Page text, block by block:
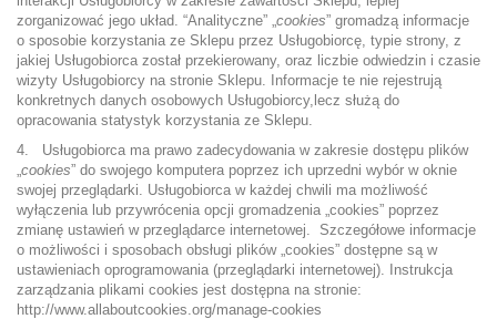
zorganizować jego układ. “Analityczne” „cookies” gromadzą informacje
o sposobie korzystania ze Sklepu przez Usługobiorcę, typie strony, z
jakiej Usługobiorca został przekierowany, oraz liczbie odwiedzin i czasie
wizyty Usługobiorcy na stronie Sklepu. Informacje te nie rejestrują
konkretnych danych osobowych Usługobiorcy,lecz służą do
opracowania statystyk korzystania ze Sklepu.
4. Usługobiorca ma prawo zadecydowania w zakresie dostępu plików
„cookies” do swojego komputera poprzez ich uprzedni wybór w oknie
swojej przeglądarki. Usługobiorca w każdej chwili ma możliwość
wyłączenia lub przywrócenia opcji gromadzenia „cookies” poprzez
zmianę ustawień w przeglądarce internetowej. Szczegółowe informacje
o możliwości i sposobach obsługi plików „cookies” dostępne są w
ustawieniach oprogramowania (przeglądarki internetowej). Instrukcja
zarządzania plikami cookies jest dostępna na stronie:
http://www.allaboutcookies.org/manage-cookies